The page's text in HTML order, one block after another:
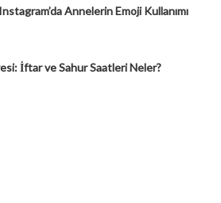
Annelerin Emoji Kullanımı
İftar ve Sahur Saatleri Neler?